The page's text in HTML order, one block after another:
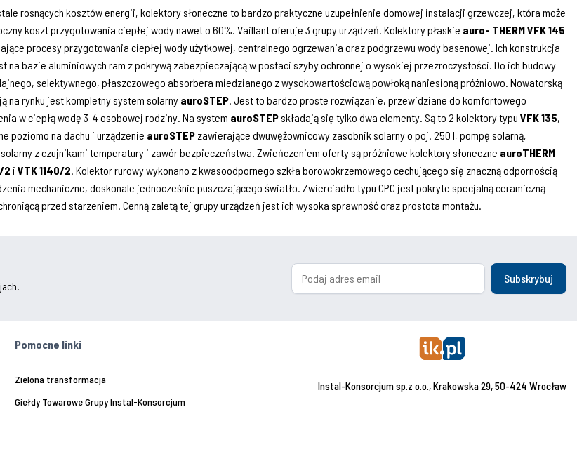
rosnących kosztów energii, kolektory słoneczne to bardzo praktyczne uzupełnienie domowej instalacji grzewczej, która może
koszt przygotowania ciepłej wody nawet o 60%. Vaillant oferuje 3 grupy urządzeń. Kolektory płaskie auro- THERM VFK 145
procesy przygotowania ciepłej wody użytkowej, centralnego ogrzewania oraz podgrzewu wody basenowej. Ich konstrukcja
na bazie aluminiowych ram z pokrywą zabezpieczającą w postaci szyby ochronnej o wysokiej przezroczystości. Do ich budowy
selektywnego, płaszczowego absorbera miedzianego z wysokowartościową powłoką naniesioną próżniowo. Nowatorską
na rynku jest kompletny system solarny auroSTEP . Jest to bardzo proste rozwiązanie, przewidziane do komfortowego
w ciepłą wodę 3-4 osobowej rodziny. Na system auroSTEPskładają się tylko dwa elementy. Są to 2 kolektory typu VFK 135,
poziomo na dachu i urządzenie auroSTEP zawierające dwuwężownicowy zasobnik solarny o poj. 250 l, pompę solarną,
z czujnikami temperatury i zawór bezpieczeństwa. Zwieńczeniem oferty są próżniowe kolektory słoneczne auroTHERM
2 i VTK 1140/2 . Kolektor rurowy wykonano z kwasoodpornego szkła borowokrzemowego cechującego się znaczną odpornością
mechaniczne, doskonale jednocześnie puszczającego światło. Zwierciadło typu CPC jest pokryte specjalną ceramiczną
przed starzeniem. Cenną zaletą tej grupy urządzeń jest ich wysoka sprawność oraz prostota montażu.
Subskrybuj
Pomocne linki
Zielona transformacja
Giełdy Towarowe Grupy Instal-Konsorcjum
Instal-Konsorcjum sp.z o.o., Krakowska 29, 50-424 Wrocław